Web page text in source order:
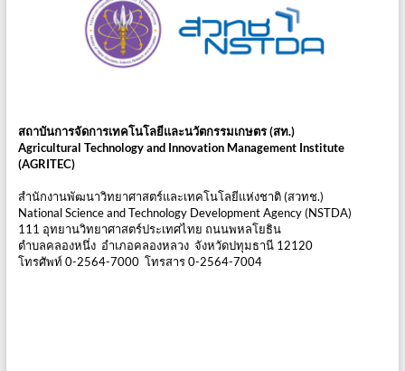
สถาบันการจัดการเทคโนโลยีและนวัตกรรมเกษตร (สท.)
Agricultural Technology and Innovation Management Institute
(AGRITEC)
สำนักงานพัฒนาวิทยาศาสตร์และเทคโนโลยีแห่งชาติ (สวทช.)
National Science and Technology Development Agency (NSTDA)
111 อุทยานวิทยาศาสตร์ประเทศไทย ถนนพหลโยธิน
ตำบลคลองหนึ่ง อำเภอคลองหลวง จังหวัดปทุมธานี 12120
โทรศัพท์ 0-2564-7000 โทรสาร 0-2564-7004